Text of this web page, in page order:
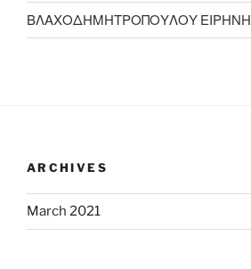
ΒΛΑΧΟΔΗΜΗΤΡΟΠΟΥΛΟΥ ΕΙΡΗΝΗ
ARCHIVES
March 2021